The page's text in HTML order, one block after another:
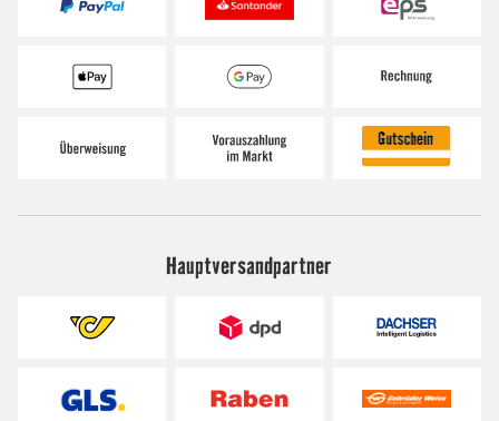
Hauptversandpartner